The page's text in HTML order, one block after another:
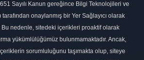
Sayılı Kanun gereğince Bilgi Teknolojileri ve
tarafından onaylanmış bir Yer Sağlayıcı olarak
Bu nedenle, sitedeki içerikleri proaktif olarak
yükümlülüğümüz bulunmamaktadır. Ancak,
sorumluluğunu taşımakta olup, siteye